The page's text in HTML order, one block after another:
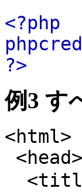
<?php
?>
例3 す
<html>
<head>